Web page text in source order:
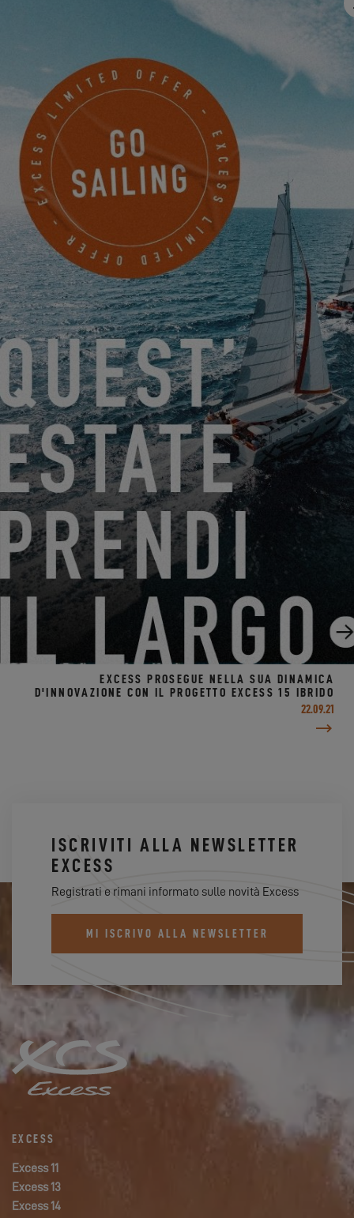
salone nautico di Barcellona
UNO SGUARDO AL SALONE DI CANNES!
08.10.21
EXCESS PROSEGUE NELLA SUA DINAMICA
D'INNOVAZIONE CON IL PROGETTO EXCESS 15 IBRIDO
22.09.21
ISCRIVITI ALLA NEWSLETTER
EXCESS
Registrati e rimani informato sulle novità Excess
MI ISCRIVO ALLA NEWSLETTER
EXCESS
Excess 11
Excess 13
Excess 14